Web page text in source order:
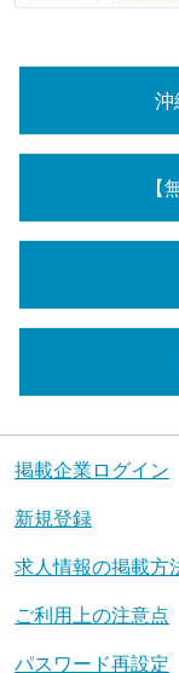
沖
掲載企業ログイン
新規登録
求人情報の掲載方
ご利用上の注意点
パスワード再設定